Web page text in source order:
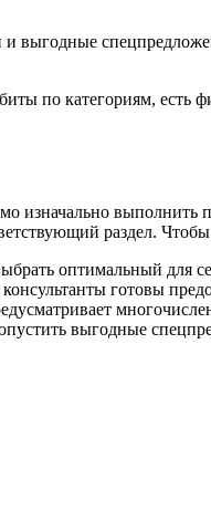
выгодные
по категориям, есть
изначально
раздел.
оптимальный для
готовы
выгодные